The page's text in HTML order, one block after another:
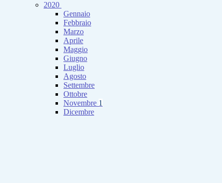
2020
Gennaio
Febbraio
Marzo
Aprile
Maggio
Giugno
Luglio
Agosto
Settembre
Ottobre
Novembre 1
Dicembre